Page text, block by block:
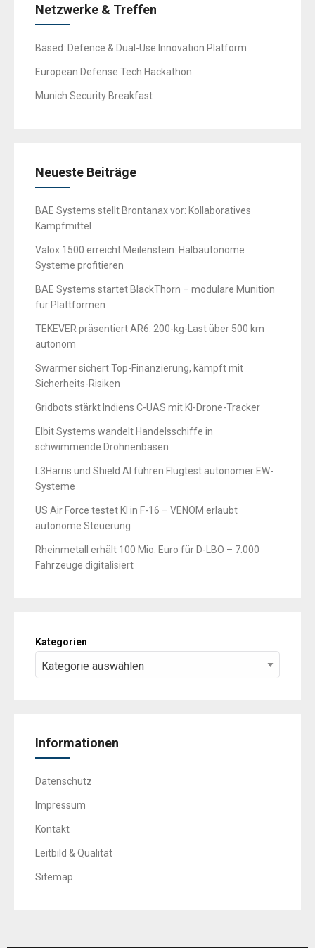
Netzwerke & Treffen
Based: Defence & Dual-Use Innovation Platform
European Defense Tech Hackathon
Munich Security Breakfast
Neueste Beiträge
BAE Systems stellt Brontanax vor: Kollaboratives
Kampfmittel
Valox 1500 erreicht Meilenstein: Halbautonome
Systeme profitieren
BAE Systems startet BlackThorn – modulare Munition
für Plattformen
TEKEVER präsentiert AR6: 200-kg-Last über 500 km
autonom
Swarmer sichert Top-Finanzierung, kämpft mit
Sicherheits-Risiken
Gridbots stärkt Indiens C-UAS mit KI-Drone-Tracker
Elbit Systems wandelt Handelsschiffe in
schwimmende Drohnenbasen
L3Harris und Shield AI führen Flugtest autonomer EW-
Systeme
US Air Force testet KI in F-16 – VENOM erlaubt
autonome Steuerung
Rheinmetall erhält 100 Mio. Euro für D-LBO – 7.000
Fahrzeuge digitalisiert
Kategorien
Informationen
Datenschutz
Impressum
Kontakt
Leitbild & Qualität
Sitemap